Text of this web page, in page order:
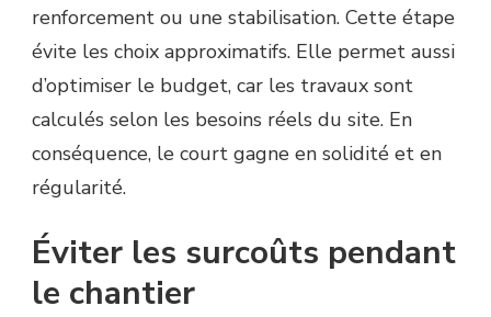
renforcement ou une stabilisation. Cette étape
évite les choix approximatifs. Elle permet aussi
d’optimiser le budget, car les travaux sont
calculés selon les besoins réels du site. En
conséquence, le court gagne en solidité et en
régularité.
Éviter les surcoûts pendant
le chantier